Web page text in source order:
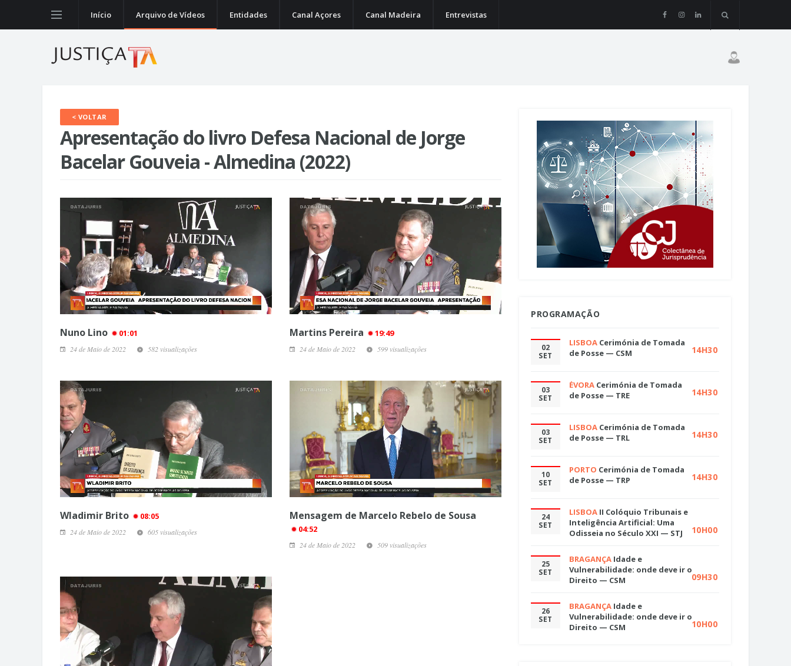
Início Arquivo de Vídeos Entidades Canal Açores Canal Madeira Entrevistas
< VOLTAR
Apresentação do livro Defesa Nacional de Jorge
Bacelar Gouveia - Almedina (2022)
Nuno Lino 01:01
24 de Maio de 2022 582 visualizações
Martins Pereira 19:49
24 de Maio de 2022 599 visualizações
Wladimir Brito 08:05
24 de Maio de 2022 605 visualizações
Mensagem de Marcelo Rebelo de Sousa
04:52
24 de Maio de 2022 509 visualizações
PROGRAMAÇÃO
02
SET
LISBOA Cerimónia de Tomada
de Posse — CSM
14H30
03
SET
ÉVORA Cerimónia de Tomada
de Posse — TRE
14H30
03
SET
LISBOA Cerimónia de Tomada
de Posse — TRL
14H30
10
SET
PORTO Cerimónia de Tomada
de Posse — TRP
14H30
24
SET
LISBOA II Colóquio Tribunais e
Inteligência Artificial: Uma
Odisseia no Século XXI — STJ
10H00
25
SET
BRAGANÇA Idade e
Vulnerabilidade: onde deve ir o
Direito — CSM
09H30
26
SET
BRAGANÇA Idade e
Vulnerabilidade: onde deve ir o
Direito — CSM
10H00